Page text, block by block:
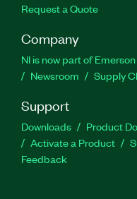
Request a Quote
Company
NI is now part of Emerson
Newsroom
Supply
Support
Downloads Product
Activate a Product
Feedback